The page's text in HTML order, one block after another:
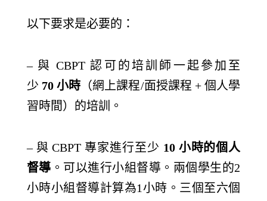
以下要求是必要的：
– 與 CBPT 認可的培訓師一起參加至
少 70 小時 （網上課程/面授課程 + 個人學
習時間）的培訓。
– 與 CBPT 專家進行至少 10 小時的個人
督導。可以進行小組督導。兩個學生的2
小時小組督導計算為1小時。三個至六個